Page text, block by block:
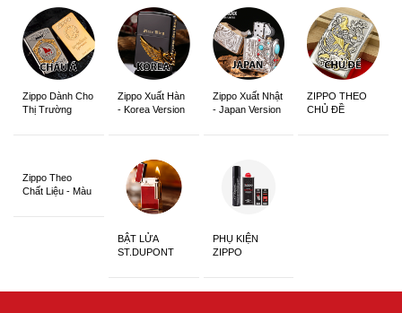
Zippo Dành Cho
Thị Trường
Zippo Xuất Hàn
- Korea Version
Zippo Xuất Nhật
- Japan Version
ZIPPO THEO
CHỦ ĐỀ
Zippo Theo
Chất Liệu - Màu
BẬT LỬA
ST.DUPONT
PHỤ KIỆN
ZIPPO